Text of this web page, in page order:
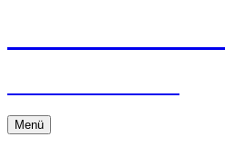
Menü